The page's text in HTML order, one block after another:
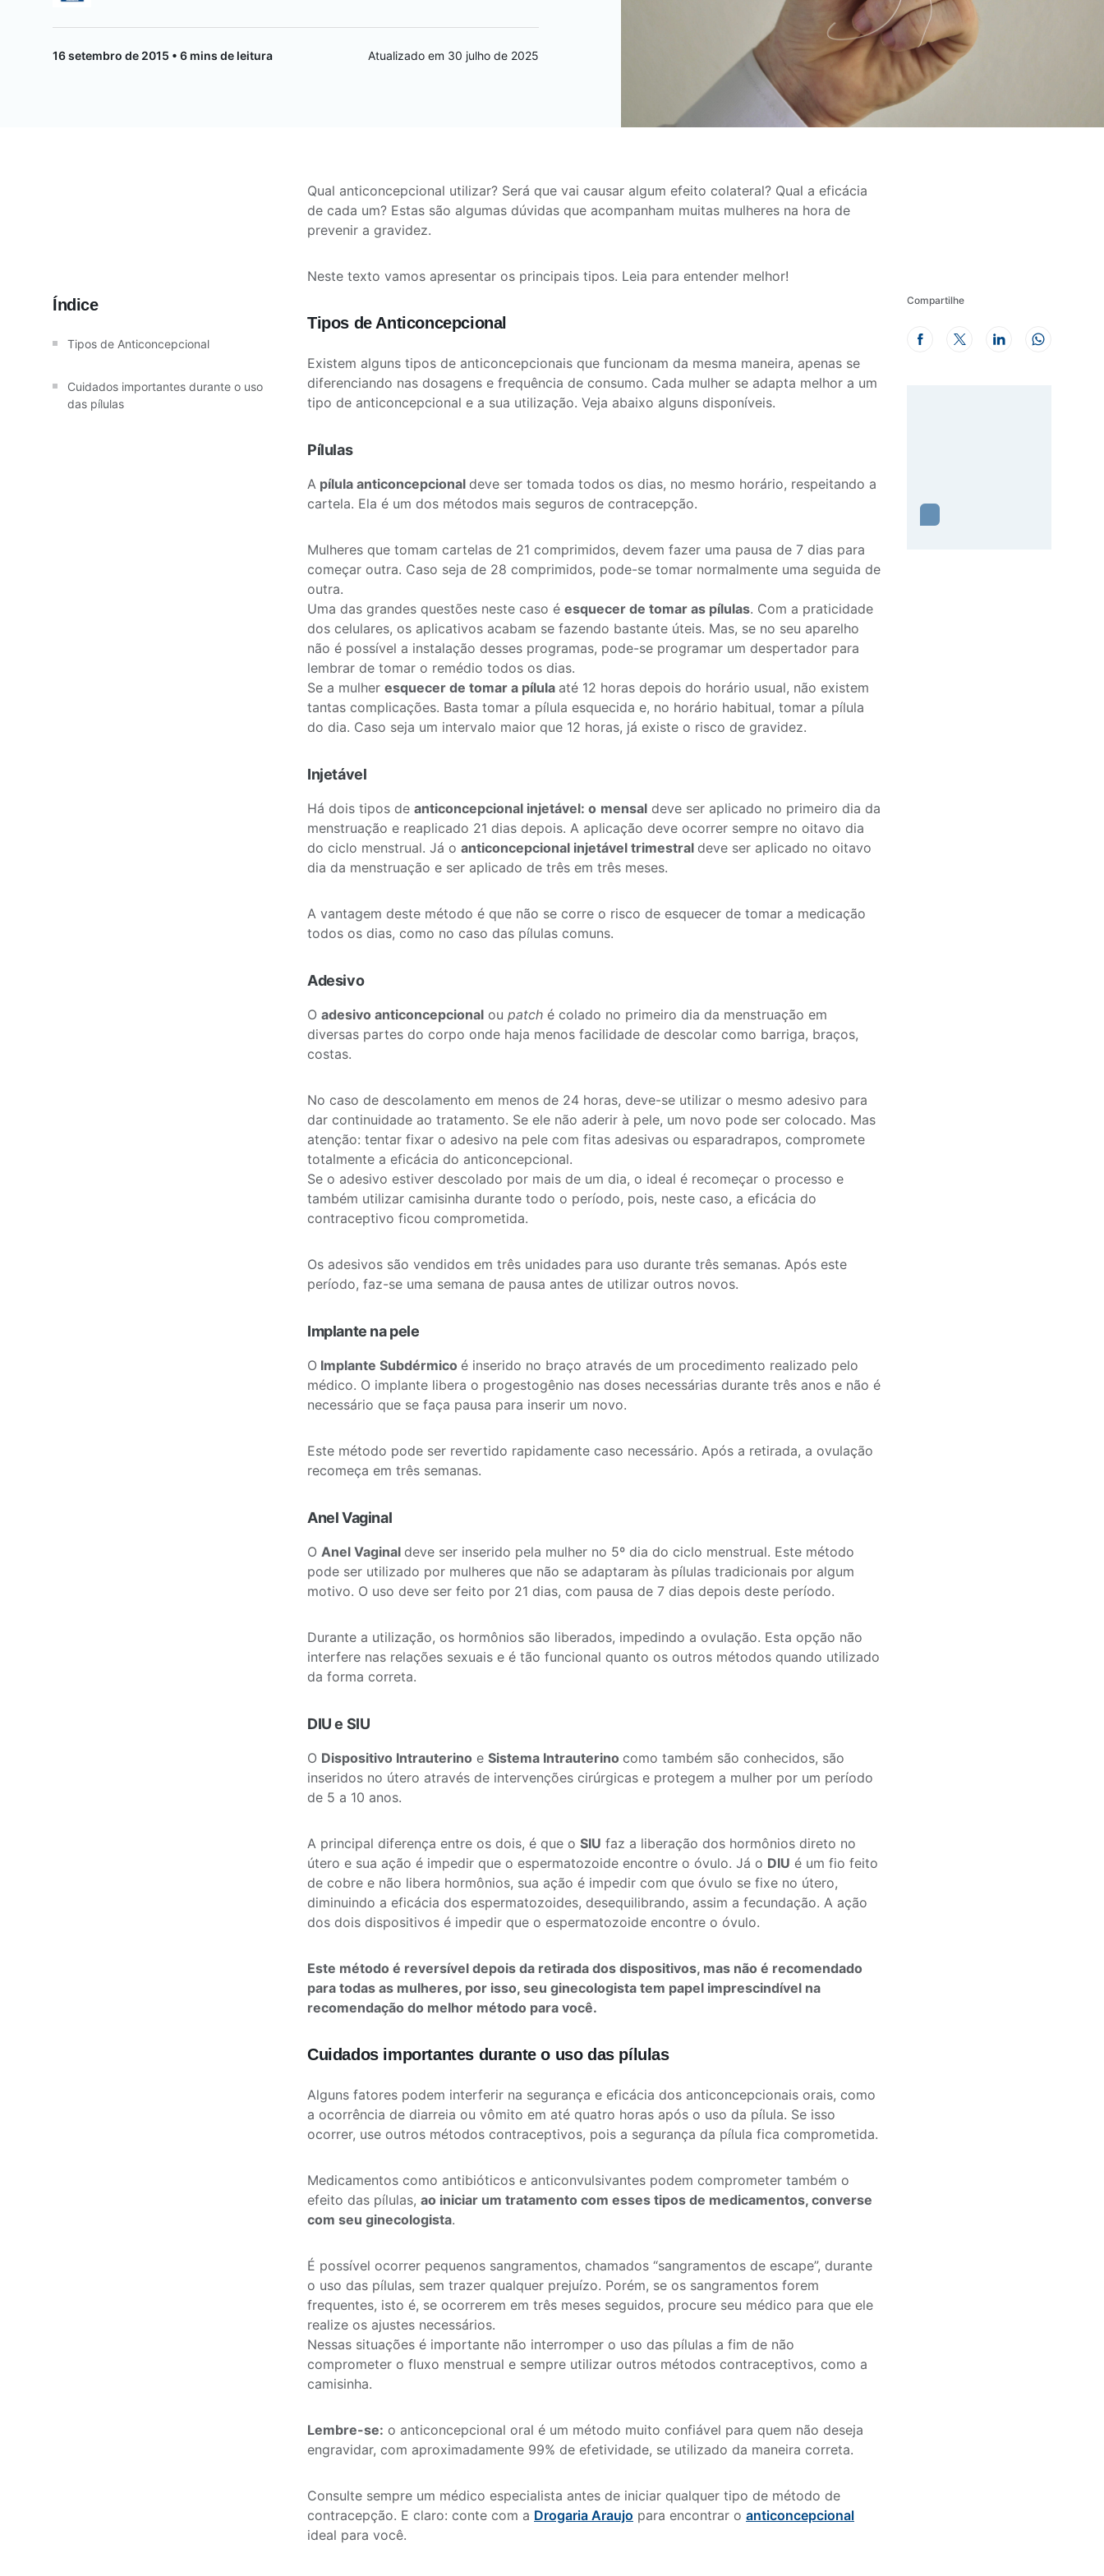
Saúde da mulher
16 setembro de 2015 • 6 mins de leitura Atualizado em 30 julho de 2025
Índice
Tipos de Anticoncepcional
Cuidados importantes durante o uso
das pílulas
Qual anticoncepcional utilizar? Será que vai causar algum efeito colateral? Qual a eficácia
de cada um? Estas são algumas dúvidas que acompanham muitas mulheres na hora de
prevenir a gravidez.
Neste texto vamos apresentar os principais tipos. Leia para entender melhor!
Tipos de Anticoncepcional
Existem alguns tipos de anticoncepcionais que funcionam da mesma maneira, apenas se
diferenciando nas dosagens e frequência de consumo. Cada mulher se adapta melhor a um
tipo de anticoncepcional e a sua utilização. Veja abaixo alguns disponíveis.
Pílulas
A pílula anticoncepcional deve ser tomada todos os dias, no mesmo horário, respeitando a
cartela. Ela é um dos métodos mais seguros de contracepção.
Mulheres que tomam cartelas de 21 comprimidos, devem fazer uma pausa de 7 dias para
começar outra. Caso seja de 28 comprimidos, pode-se tomar normalmente uma seguida de
outra.
Uma das grandes questões neste caso é esquecer de tomar as pílulas. Com a praticidade
dos celulares, os aplicativos acabam se fazendo bastante úteis. Mas, se no seu aparelho
não é possível a instalação desses programas, pode-se programar um despertador para
lembrar de tomar o remédio todos os dias.
Se a mulher esquecer de tomar a pílula até 12 horas depois do horário usual, não existem
tantas complicações. Basta tomar a pílula esquecida e, no horário habitual, tomar a pílula
do dia. Caso seja um intervalo maior que 12 horas, já existe o risco de gravidez.
Injetável
Há dois tipos de anticoncepcional injetável: o mensal deve ser aplicado no primeiro dia da
menstruação e reaplicado 21 dias depois. A aplicação deve ocorrer sempre no oitavo dia
do ciclo menstrual. Já o anticoncepcional injetável trimestral deve ser aplicado no oitavo
dia da menstruação e ser aplicado de três em três meses.
A vantagem deste método é que não se corre o risco de esquecer de tomar a medicação
todos os dias, como no caso das pílulas comuns.
Adesivo
O adesivo anticoncepcional ou patch é colado no primeiro dia da menstruação em
diversas partes do corpo onde haja menos facilidade de descolar como barriga, braços,
costas.
No caso de descolamento em menos de 24 horas, deve-se utilizar o mesmo adesivo para
dar continuidade ao tratamento. Se ele não aderir à pele, um novo pode ser colocado. Mas
atenção: tentar fixar o adesivo na pele com fitas adesivas ou esparadrapos, compromete
totalmente a eficácia do anticoncepcional.
Se o adesivo estiver descolado por mais de um dia, o ideal é recomeçar o processo e
também utilizar camisinha durante todo o período, pois, neste caso, a eficácia do
contraceptivo ficou comprometida.
Os adesivos são vendidos em três unidades para uso durante três semanas. Após este
período, faz-se uma semana de pausa antes de utilizar outros novos.
Implante na pele
O Implante Subdérmico é inserido no braço através de um procedimento realizado pelo
médico. O implante libera o progestogênio nas doses necessárias durante três anos e não é
necessário que se faça pausa para inserir um novo.
Este método pode ser revertido rapidamente caso necessário. Após a retirada, a ovulação
recomeça em três semanas.
Anel Vaginal
O Anel Vaginal deve ser inserido pela mulher no 5º dia do ciclo menstrual. Este método
pode ser utilizado por mulheres que não se adaptaram às pílulas tradicionais por algum
motivo. O uso deve ser feito por 21 dias, com pausa de 7 dias depois deste período.
Durante a utilização, os hormônios são liberados, impedindo a ovulação. Esta opção não
interfere nas relações sexuais e é tão funcional quanto os outros métodos quando utilizado
da forma correta.
DIU e SIU
O Dispositivo Intrauterino e Sistema Intrauterino como também são conhecidos, são
inseridos no útero através de intervenções cirúrgicas e protegem a mulher por um período
de 5 a 10 anos.
A principal diferença entre os dois, é que o SIU faz a liberação dos hormônios direto no
útero e sua ação é impedir que o espermatozoide encontre o óvulo. Já o DIU é um fio feito
de cobre e não libera hormônios, sua ação é impedir com que óvulo se fixe no útero,
diminuindo a eficácia dos espermatozoides, desequilibrando, assim a fecundação. A ação
dos dois dispositivos é impedir que o espermatozoide encontre o óvulo.
Este método é reversível depois da retirada dos dispositivos, mas não é recomendado
para todas as mulheres, por isso, seu ginecologista tem papel imprescindível na
recomendação do melhor método para você.
Cuidados importantes durante o uso das pílulas
Alguns fatores podem interferir na segurança e eficácia dos anticoncepcionais orais, como
a ocorrência de diarreia ou vômito em até quatro horas após o uso da pílula. Se isso
ocorrer, use outros métodos contraceptivos, pois a segurança da pílula fica comprometida.
Medicamentos como antibióticos e anticonvulsivantes podem comprometer também o
efeito das pílulas, ao iniciar um tratamento com esses tipos de medicamentos, converse
com seu ginecologista.
É possível ocorrer pequenos sangramentos, chamados “sangramentos de escape”, durante
o uso das pílulas, sem trazer qualquer prejuízo. Porém, se os sangramentos forem
frequentes, isto é, se ocorrerem em três meses seguidos, procure seu médico para que ele
realize os ajustes necessários.
Nessas situações é importante não interromper o uso das pílulas a fim de não
comprometer o fluxo menstrual e sempre utilizar outros métodos contraceptivos, como a
camisinha.
Lembre-se: o anticoncepcional oral é um método muito confiável para quem não deseja
engravidar, com aproximadamente 99% de efetividade, se utilizado da maneira correta.
Consulte sempre um médico especialista antes de iniciar qualquer tipo de método de
contracepção. E claro: conte com a Drogaria Araujo para encontrar o anticoncepcional
ideal para você.
Compartilhe